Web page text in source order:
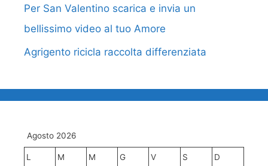
Per San Valentino scarica e invia un
bellissimo video al tuo Amore
Agrigento ricicla raccolta differenziata
Agosto 2026
L M M G V S D